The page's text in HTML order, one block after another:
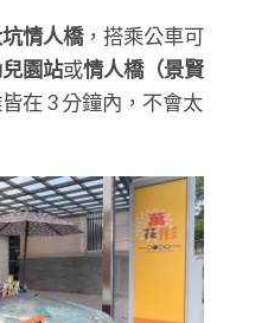
情人橋，搭乘公車可
園站或情人橋（景賢
在 3 分鐘內，不會太